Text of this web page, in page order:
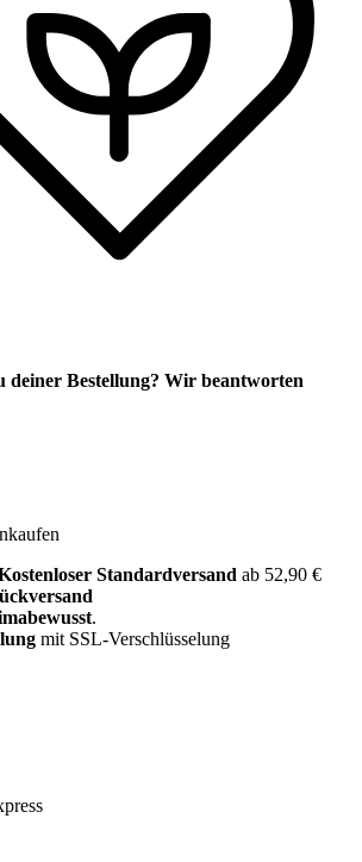
deiner Bestellung? Wir beantworten
Standardversand ab 52,90 €
.
mit SSL-Verschlüsselung